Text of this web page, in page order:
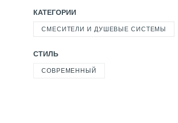
КАТЕГОРИИ
СМЕСИТЕЛИ И ДУШЕВЫЕ СИСТЕМЫ
СТИЛЬ
СОВРЕМЕННЫЙ